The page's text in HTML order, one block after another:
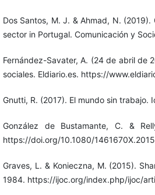
Dos Santos, M. J. & Ahmad, N.
sector in Portugal. Comunicación y
Fernández-Savater, A. (24 de abril de
sociales. Eldiario.es. https://
Gnutti, R. (2017). El mundo sin trabajo.
González de Bustamante, C. &
https://doi.org/10.1080/
Graves, L. & Konieczna, M. (2015).
1984. https://ijoc.org/index.php/ijoc/